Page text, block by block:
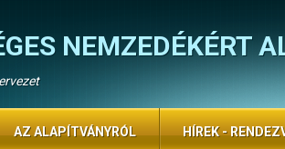
NEMZEDÉKÉRT
AZ ALAPÍTVÁNYRÓL HÍREK -